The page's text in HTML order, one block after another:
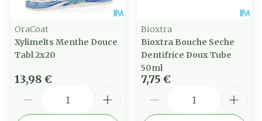
OraCoat
Xylimelts Menthe Douce
Tabl 2x20
13,98 €
Bioxtra
Bioxtra Bouche Seche
Dentifrice Doux Tube
50ml
7,75 €